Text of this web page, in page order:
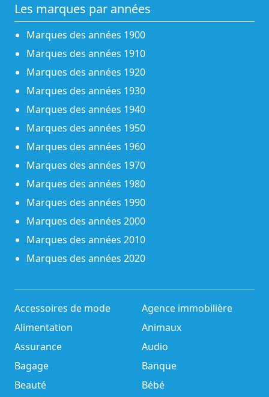
Les marques par années
Marques des années 1900
Marques des années 1910
Marques des années 1920
Marques des années 1930
Marques des années 1940
Marques des années 1950
Marques des années 1960
Marques des années 1970
Marques des années 1980
Marques des années 1990
Marques des années 2000
Marques des années 2010
Marques des années 2020
Accessoires de mode
Agence immobilière
Alimentation
Animaux
Assurance
Audio
Bagage
Banque
Beauté
Bébé